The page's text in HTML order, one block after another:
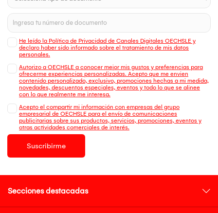
He leído la Política de Privacidad de Canales Digitales OECHSLE y
declaro haber sido informado sobre el tratamiento de mis datos
personales.
Autorizo a OECHSLE a conocer mejor mis gustos y preferencias para
ofrecerme experiencias personalizadas. Acepto que me envien
contenido personalizado, exclusivo, promociones hechas a mi medida,
novedades, descuentos especiales, eventos y todo lo que se alinee
con lo que realmente me interesa.
Acepto el compartir mi información con empresas del grupo
empresarial de OECHSLE para el envío de comunicaciones
publicitarias sobre sus productos, servicios, promociones, eventos y
otras actividades comerciales de interés.
Suscribirme
Secciones destacadas